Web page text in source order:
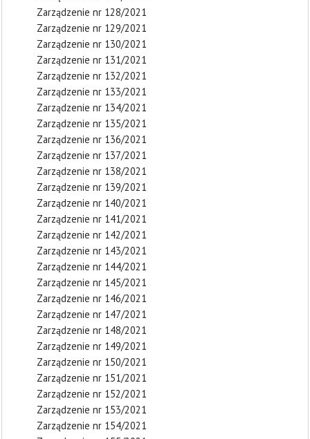
Zarządzenie nr 128/2021
Zarządzenie nr 129/2021
Zarządzenie nr 130/2021
Zarządzenie nr 131/2021
Zarządzenie nr 132/2021
Zarządzenie nr 133/2021
Zarządzenie nr 134/2021
Zarządzenie nr 135/2021
Zarządzenie nr 136/2021
Zarządzenie nr 137/2021
Zarządzenie nr 138/2021
Zarządzenie nr 139/2021
Zarządzenie nr 140/2021
Zarządzenie nr 141/2021
Zarządzenie nr 142/2021
Zarządzenie nr 143/2021
Zarządzenie nr 144/2021
Zarządzenie nr 145/2021
Zarządzenie nr 146/2021
Zarządzenie nr 147/2021
Zarządzenie nr 148/2021
Zarządzenie nr 149/2021
Zarządzenie nr 150/2021
Zarządzenie nr 151/2021
Zarządzenie nr 152/2021
Zarządzenie nr 153/2021
Zarządzenie nr 154/2021